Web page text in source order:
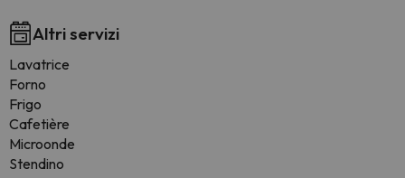
Altri servizi
Lavatrice
Forno
Frigo
Cafetière
Microonde
Stendino